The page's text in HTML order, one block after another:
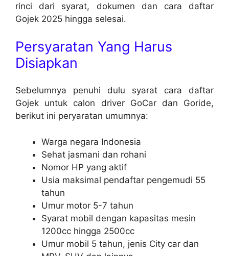
rinci dari syarat, dokumen dan cara daftar
Gojek 2025 hingga selesai.
Persyaratan Yang Harus
Disiapkan
Sebelumnya penuhi dulu syarat cara daftar
Gojek untuk calon driver GoCar dan Goride,
berikut ini peryaratan umumnya:
Warga negara Indonesia
Sehat jasmani dan rohani
Nomor HP yang aktif
Usia maksimal pendaftar pengemudi 55
tahun
Umur motor 5-7 tahun
Syarat mobil dengan kapasitas mesin
1200cc hingga 2500cc
Umur mobil 5 tahun, jenis City car dan